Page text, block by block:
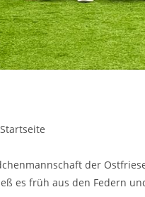
der
es früh aus den Federn